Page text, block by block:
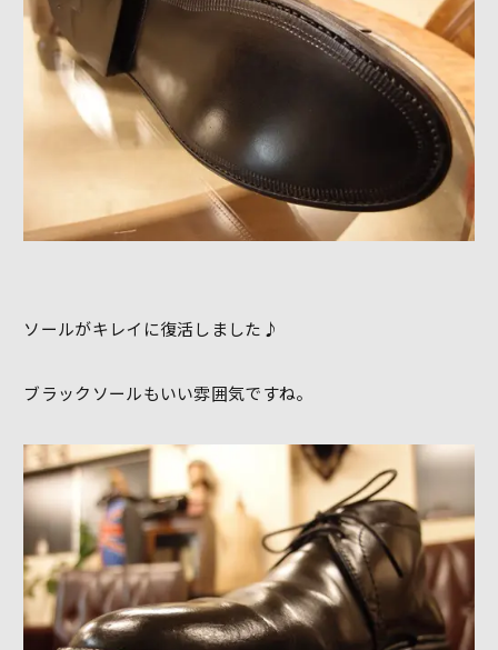
ソールがキレイに復活しました♪
ブラックソールもいい雰囲気ですね。